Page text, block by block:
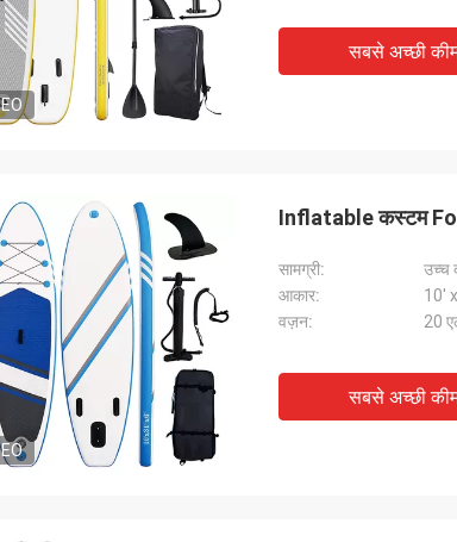
सबसे अच्छी
Inflatable कस्टम
सामग्री:
उच्च
आकार:
10'
वज़न:
20
सबसे अच्छी